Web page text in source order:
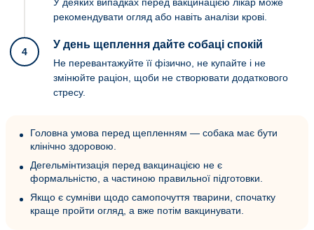
рекомендувати огляд або навіть аналізи крові.
4
У день щеплення дайте собаці спокій
Не перевантажуйте її фізично, не купайте і не
змінюйте раціон, щоби не створювати додаткового
стресу.
Головна умова перед щепленням — собака має бути
клінічно здоровою.
Дегельмінтизація перед вакцинацією не є
формальністю, а частиною правильної підготовки.
Якщо є сумніви щодо самопочуття тварини, спочатку
краще пройти огляд, а вже потім вакцинувати.